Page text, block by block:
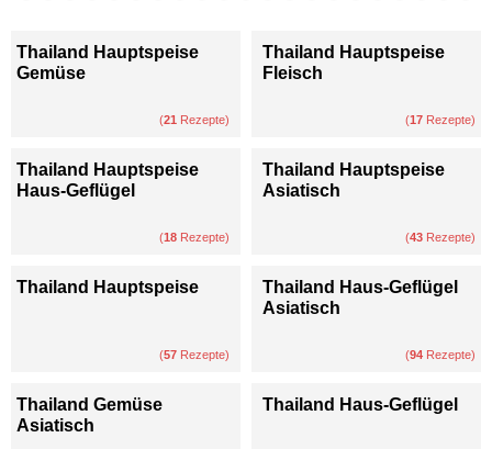
Thailand Hauptspeise
Gemüse
(21 Rezepte)
Thailand Hauptspeise
Fleisch
(17 Rezepte)
Thailand Hauptspeise
Haus-Geflügel
(18 Rezepte)
Thailand Hauptspeise
Asiatisch
(43 Rezepte)
Thailand Hauptspeise
(57 Rezepte)
Thailand Haus-Geflügel
Asiatisch
(94 Rezepte)
Thailand Gemüse
Asiatisch
Thailand Haus-Geflügel